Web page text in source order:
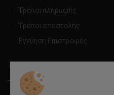
Τρόποι πληρωμής
Τρόποι αποστολής
Εγγύηση Επιστροφές
ΤΡΟΠΟΙ ΑΠΟΣΤΟΛΗΣ